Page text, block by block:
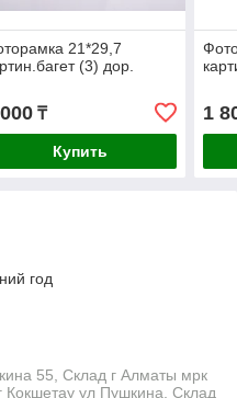
21*29,7
(3) дор.
₸
Купить
1
год
55, Склад г Алматы мрк
ул Пушкина, Склад